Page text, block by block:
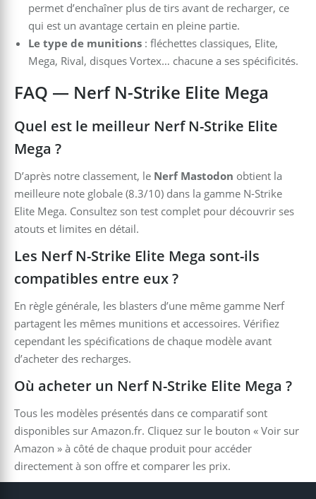
permet d’enchaîner plus de tirs avant de recharger, ce
qui est un avantage certain en pleine partie.
Le type de munitions : fléchettes classiques, Elite,
Mega, Rival, disques Vortex… chacune a ses spécificités.
FAQ — Nerf N-Strike Elite Mega
Quel est le meilleur Nerf N-Strike Elite
Mega ?
D’après notre classement, le Nerf Mastodon obtient la
meilleure note globale (8.3/10) dans la gamme N-Strike
Elite Mega. Consultez son test complet pour découvrir ses
atouts et limites en détail.
Les Nerf N-Strike Elite Mega sont-ils
compatibles entre eux ?
En règle générale, les blasters d’une même gamme Nerf
partagent les mêmes munitions et accessoires. Vérifiez
cependant les spécifications de chaque modèle avant
d’acheter des recharges.
Où acheter un Nerf N-Strike Elite Mega ?
Tous les modèles présentés dans ce comparatif sont
disponibles sur Amazon.fr. Cliquez sur le bouton « Voir sur
Amazon » à côté de chaque produit pour accéder
directement à son offre et comparer les prix.